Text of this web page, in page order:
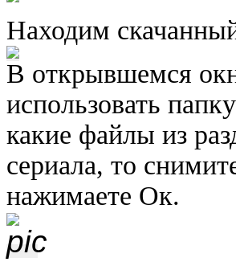
Находим
В открывшемся
использовать
какие файлы из
сериала, то
нажимаете Ок.